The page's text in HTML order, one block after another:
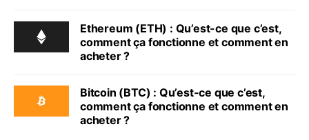
Ethereum (ETH) : Qu’est-ce que c’est,
comment ça fonctionne et comment en
acheter ?
Bitcoin (BTC) : Qu’est-ce que c’est,
comment ça fonctionne et comment en
acheter ?